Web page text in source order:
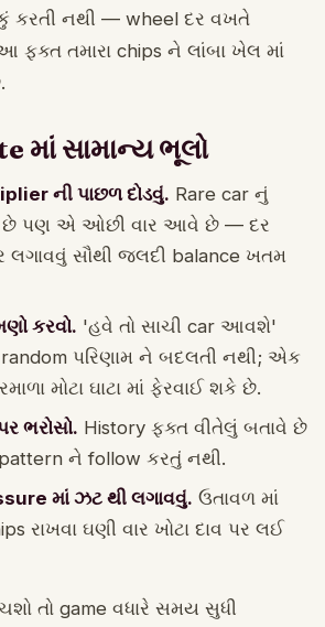
કરતી નથી — wheel દર વખતે
તમારા chips ને લાંબા ખેલ માં
માં સામાન્ય ભૂલો
ની પાછળ દોડવું. Rare car નું
છે પણ એ ઓછી વાર આવે છે — દર
સૌથી જલદી balance ખતમ
કરવો. 'હવે તો સાચી car આવશે'
random પરિણામ ને બદલતી નથી; એક
મોટા ઘાટા માં ફેરવાઈ શકે છે.
ભરોસો. History ફક્ત વીતેલું બતાવે છે
ને follow કરતું નથી.
માં ઝટ થી લગાવવું. ઉતાવળ માં
રાખવા ઘણી વાર ખોટા દાવ પર લઈ
તો game વધારે સમય સુધી